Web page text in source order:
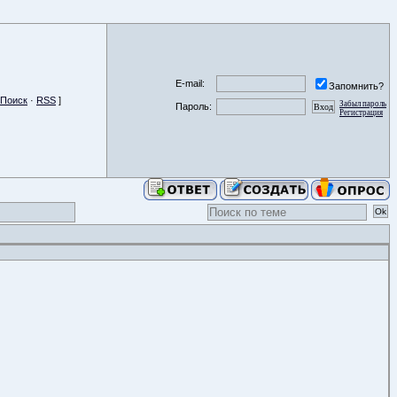
Поиск · RSS ]
E-mail:
Запомнить?
Пароль:
Забыл пароль
Регистрация